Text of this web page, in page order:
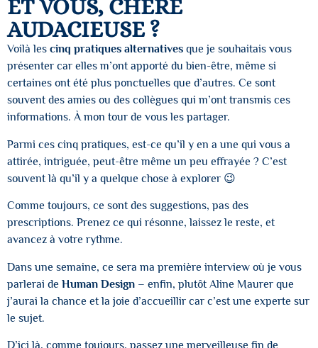
ET VOUS, CHÈRE
AUDACIEUSE ?
Voilà les cinq pratiques alternatives que je souhaitais vous
présenter car elles m’ont apporté du bien-être, même si
certaines ont été plus ponctuelles que d’autres. Ce sont
souvent des amies ou des collègues qui m’ont transmis ces
informations. À mon tour de vous les partager.
Parmi ces cinq pratiques, est-ce qu’il y en a une qui vous a
attirée, intriguée, peut-être même un peu effrayée ? C’est
souvent là qu’il y a quelque chose à explorer 😉
Comme toujours, ce sont des suggestions, pas des
prescriptions. Prenez ce qui résonne, laissez le reste, et
avancez à votre rythme.
Dans une semaine, ce sera ma première interview où je vous
parlerai de Human Design – enfin, plutôt Aline Maurer que
j’aurai la chance et la joie d’accueillir car c’est une experte sur
le sujet.
D’ici là, comme toujours, passez une merveilleuse fin de